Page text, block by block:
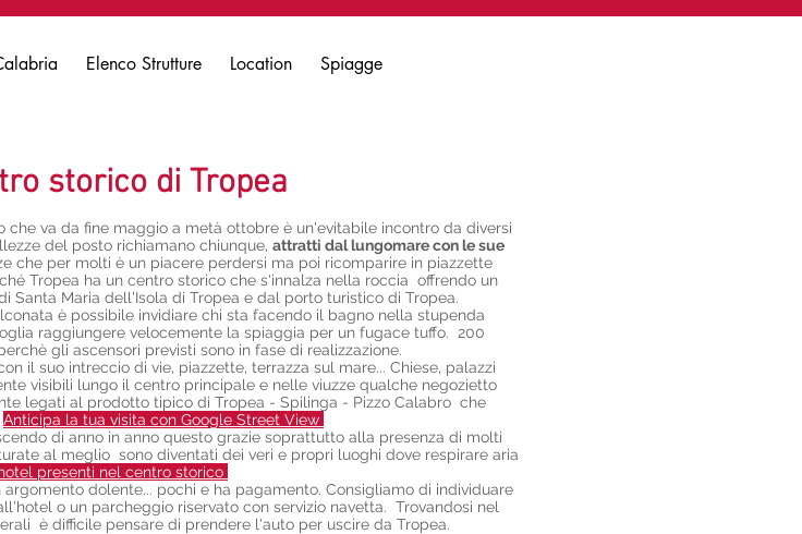
Elenco Strutture Location Spiagge
storico di Tropea
va da fine maggio a metà ottobre è un'evitabile incontro da diversi
del posto richiamano chiunque, attratti dal lungomare con le sue
che per molti è un piacere perdersi ma poi ricomparire in piazzette
Tropea ha un centro storico che s'innalza nella roccia offrendo un
Santa Maria dell'Isola di Tropea e dal porto turistico di Tropea.
è possibile invidiare chi sta facendo il bagno nella stupenda
raggiungere velocemente la spiaggia per un fugace tuffo. 200
gli ascensori previsti sono in fase di realizzazione.
il suo intreccio di vie, piazzette, terrazza sul mare... Chiese, palazzi
visibili lungo il centro principale e nelle viuzze qualche negozietto
legati al prodotto tipico di Tropea - Spilinga - Pizzo Calabro che
Anticipa la tua visita con Google Street View
di anno in anno questo grazie soprattutto alla presenza di molti
al meglio sono diventati dei veri e propri luoghi dove respirare aria
presenti nel centro storico
dolente... pochi e ha pagamento. Consigliamo di individuare
o un parcheggio riservato con servizio navetta. Trovandosi nel
è difficile pensare di prendere l'auto per uscire da Tropea.